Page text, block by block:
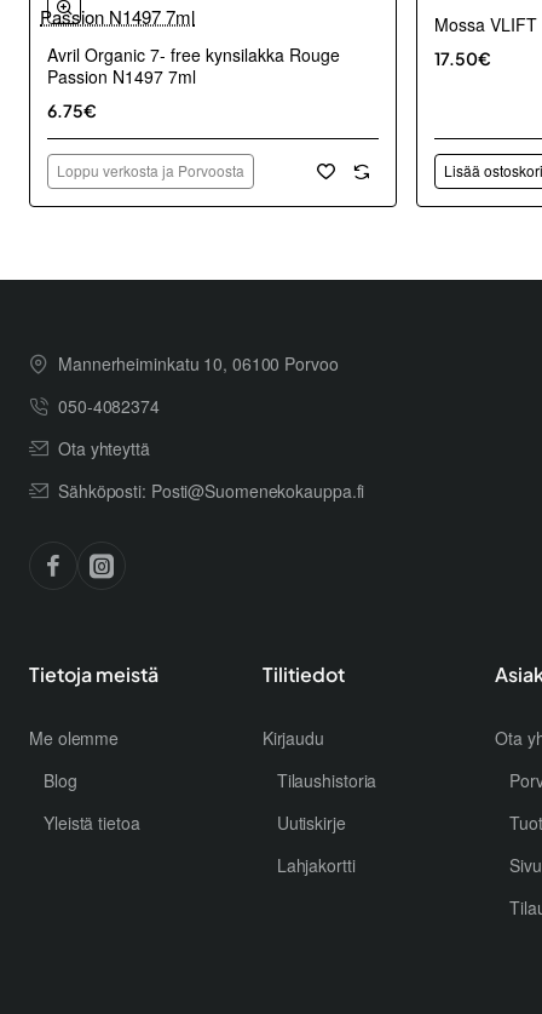
Avril Organic 7- free kynsilakka Rouge
Passion N1497 7ml
6.75€
Loppu verkosta ja Porvoosta
Mossa
17.50€
Lisää
Mannerheiminkatu 10, 06100 Porvoo
050-4082374
Ota yhteyttä
Sähköposti: Posti@Suomenekokauppa.fi
Tietoja meistä
Me olemme
Blog
Yleistä tietoa
Tilitiedot
Kirjaudu
Tilaushistoria
Uutiskirje
Lahjakortti
Ota